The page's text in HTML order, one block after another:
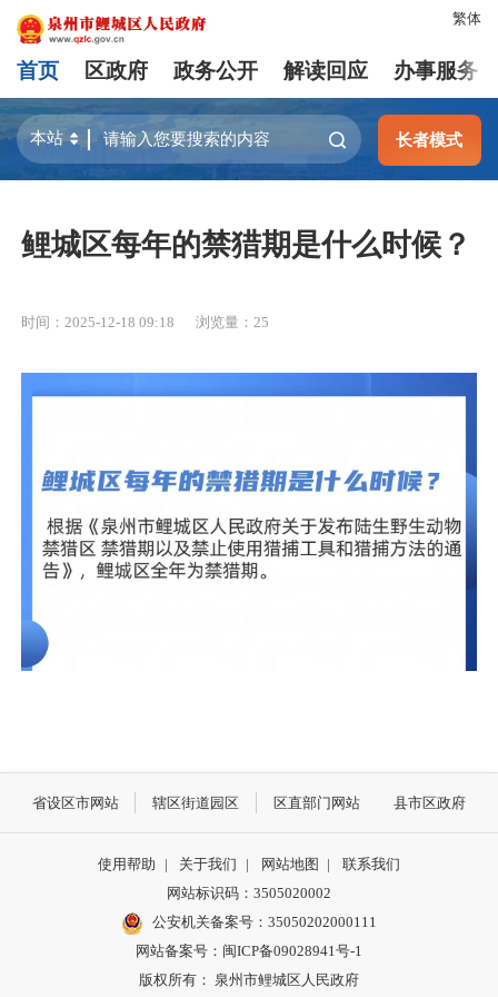
繁体
首页 区政府 政务公开 解读回应 办事服务
长者模式
鲤城区每年的禁猎期是什么时候？
时间：2025-12-18 09:18 浏览量： 25
省设区市网站 辖区街道园区 区直部门网站 县市区政府
使用帮助 | 关于我们 | 网站地图 |
联系我们
网站标识码：3505020002
公安机关备案号：35050202000111
网站备案号：闽ICP备09028941号-1
版权所有： 泉州市鲤城区人民政府